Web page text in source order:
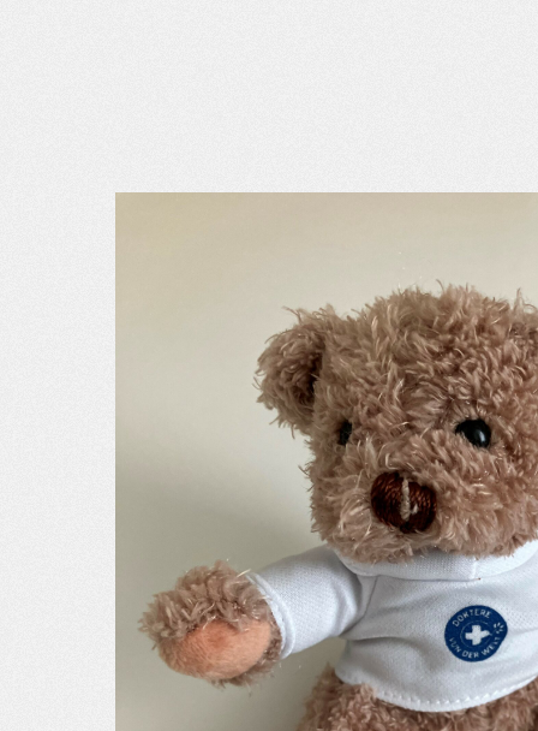
MDM
SUR LE TERRAIN
ACTUALITÉS
PUBLICATIONS
NOUS REJOINDRE
NOUS SOUTENIR